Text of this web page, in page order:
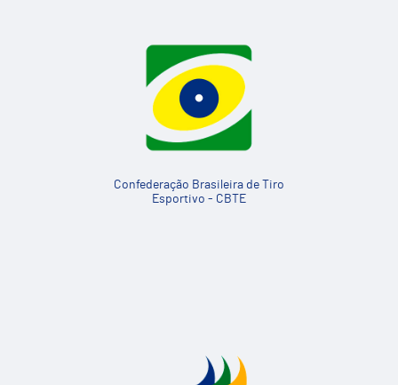
Confederação Brasileira de Tiro
Esportivo - CBTE